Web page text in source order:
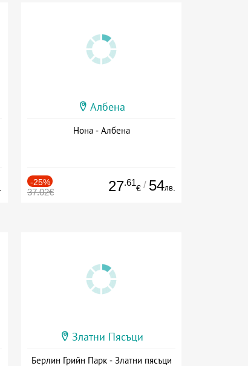
Албена
Нона - Албена
-25%
37.02€ 27.61
€ / 54лв.
Златни Пясъци
Берлин Грийн Парк - Златни пясъци